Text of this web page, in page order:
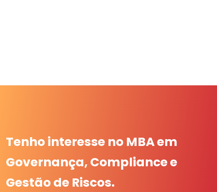
Tenho interesse no MBA em
Governança, Compliance e
Gestão de Riscos.